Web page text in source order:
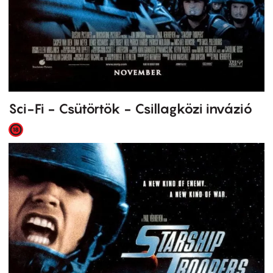
Sci-Fi - Csütörtök - Csillagközi invázió